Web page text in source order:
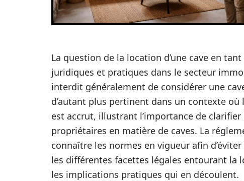
La question de la location d’une cave en
juridiques et pratiques dans le secteur
interdit généralement de considérer une
d’autant plus pertinent dans un contexte
est accrut, illustrant l’importance de
propriétaires en matière de caves. La
connaître les normes en vigueur afin
les différentes facettes légales entourant la
les implications pratiques qui en découlent.